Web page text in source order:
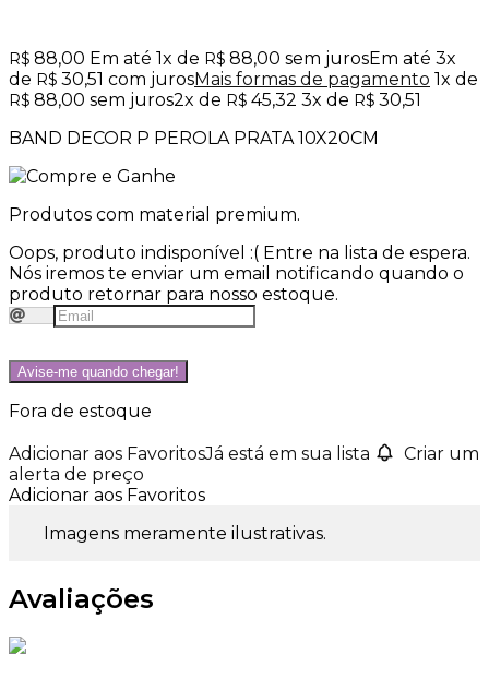
R$ 88,00 Em até 1x de R$ 88,00 sem jurosEm até 3x
de R$ 30,51 com jurosMais formas de pagamento 1x de
R$ 88,00 sem juros2x de R$ 45,32 3x de R$ 30,51
BAND DECOR P PEROLA PRATA 10X20CM
Produtos com material premium.
Oops, produto indisponível :( Entre na lista de espera.
Nós iremos te enviar um email notificando quando o
produto retornar para nosso estoque.
Avise-me quando chegar!
Fora de estoque
Adicionar aos FavoritosJá está em sua lista
Criar um
alerta de preço
Adicionar aos Favoritos
Imagens meramente ilustrativas.
Avaliações